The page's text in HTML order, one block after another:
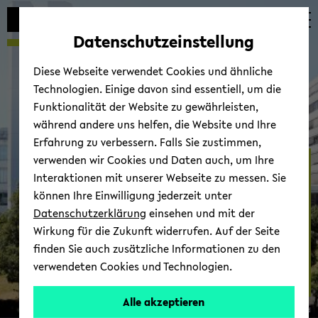
Automatische
vermeiden
zum
wechseln
zum
wechseln
zum
wechseln
Out­put
© Uni­ver­si­tät Bie­le­feld
Datenschutzeinstellung
Diese Webseite verwendet Cookies und ähnliche
Technologien. Einige davon sind essentiell, um die
Funktionalität der Website zu gewährleisten,
während andere uns helfen, die Website und Ihre
Erfahrung zu verbessern. Falls Sie zustimmen,
verwenden wir Cookies und Daten auch, um Ihre
Interaktionen mit unserer Webseite zu messen. Sie
können Ihre Einwilligung jederzeit unter
Datenschutzerklärung einsehen und mit der
Wirkung für die Zukunft widerrufen. Auf der Seite
finden Sie auch zusätzliche Informationen zu den
verwendeten Cookies und Technologien.
Alle akzeptieren